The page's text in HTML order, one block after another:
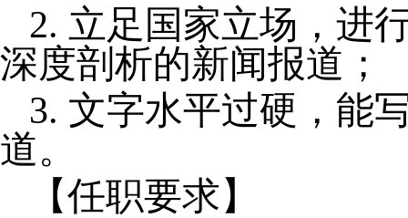
2. 立足国家立场，进
深度剖析的新闻报道；
3. 文字水平过硬，能
道。
【任职要求】